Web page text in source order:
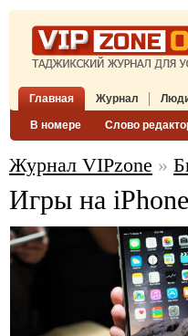
Главная Журнал
В номере Слово
Журнал VIPzone »
Игры на